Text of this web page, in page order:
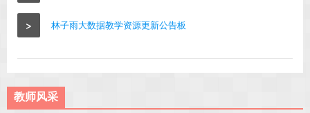
> 林子雨大数据教学资源更新公告板
教师风采